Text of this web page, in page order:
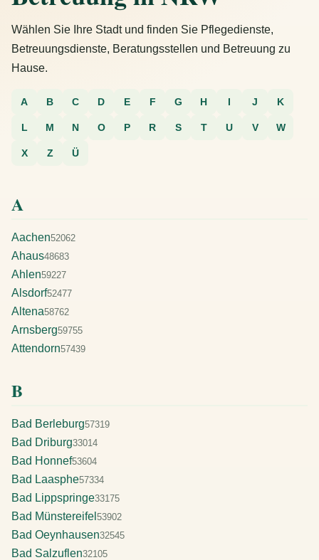
Wählen Sie Ihre Stadt und finden Sie Pflegedienste,
Betreuungsdienste, Beratungsstellen und Betreuung zu
Hause.
A B C D E F G H I J K
L M N O P R S T U V W
X Z Ü
A
Aachen52062
Ahaus48683
Ahlen59227
Alsdorf52477
Altena58762
Arnsberg59755
Attendorn57439
B
Bad Berleburg57319
Bad Driburg33014
Bad Honnef53604
Bad Laasphe57334
Bad Lippspringe33175
Bad Münstereifel 53902
Bad Oeynhausen32545
Bad Salzuflen32105